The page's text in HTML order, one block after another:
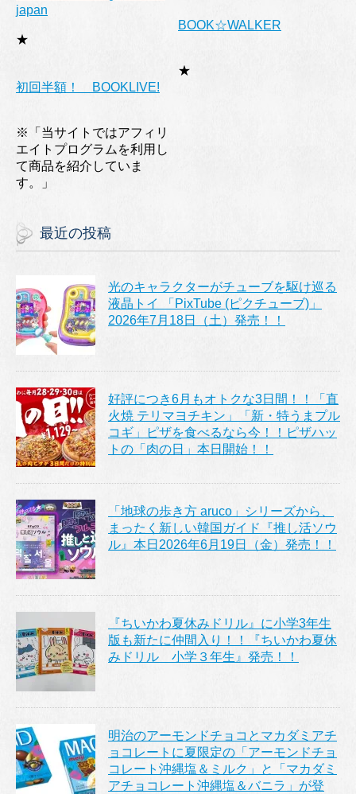
japan
★
BOOK☆WALKER
★
初回半額！ BOOKLIVE!
※「当サイトではアフィリ
エイトプログラムを利用し
て商品を紹介していま
す。」
最近の投稿
光のキャラクターがチューブを駆け巡る
液晶トイ 「PixTube (ピクチューブ)」
2026年7月18日（土）発売！！
好評につき6月もオトクな3日間！！「直
火焼 テリマヨチキン」「新・特うまプル
コギ」ピザを食べるなら今！！ピザハッ
トの「肉の日」本日開始！！
「地球の歩き方 aruco」シリーズから、
まったく新しい韓国ガイド『推し活ソウ
ル』本日2026年6月19日（金）発売！！
『ちいかわ夏休みドリル』に小学3年生
版も新たに仲間入り！！『ちいかわ夏休
みドリル 小学３年生』発売！！
明治のアーモンドチョコとマカダミアチ
ョコレートに夏限定の「アーモンドチョ
コレート沖縄塩＆ミルク」と「マカダミ
アチョコレート沖縄塩＆バニラ」が登